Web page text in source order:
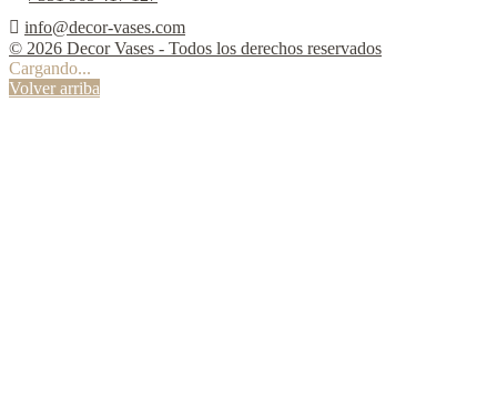
 info@decor-vases.com
© 2026 Decor Vases - Todos los derechos reservados
Cargando...
Volver arriba